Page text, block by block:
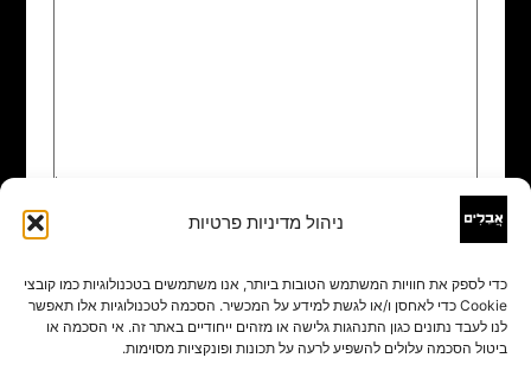
ניהול מדיניות פרטיות
כדי לספק את חוויות המשתמש הטובות ביותר, אנו משתמשים בטכנולוגיות כמו קובצי
Cookie כדי לאחסן ו/או לגשת למידע על המכשיר. הסכמה לטכנולוגיות אלו תאפשר
לנו לעבד נתונים כגון התנהגות גלישה או מזהים ייחודיים באתר זה. אי הסכמה או
ביטול הסכמה עלולים להשפיע לרעה על תכונות ופונקציות מסוימות.
שם
אימייל*